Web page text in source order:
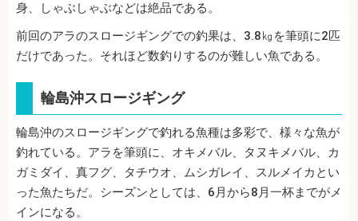
身、しゃぶしゃぶなどは絶品である。
前回のアラのスロージギングでの釣果は、3.8㎏を筆頭に2匹
だけであった。それほど数釣りするのが難しい魚である。
輪島沖スロージギング
輪島沖のスロージギングで釣れる魚種は多彩で、様々な魚が
釣れている。アラを筆頭に、オキメバル、タヌキメバル、カ
ガミダイ、真フグ、タチウオ、ムシガレイ、スルメイカとい
った魚たちだ。シーズンとしては、6月から8月一杯までがメ
インになる。